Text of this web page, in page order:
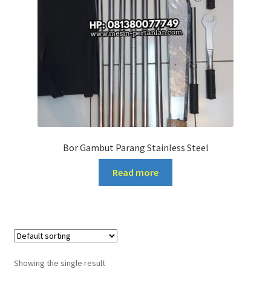
Bor Gambut Parang Stainless Steel
Read more
Showing the single result